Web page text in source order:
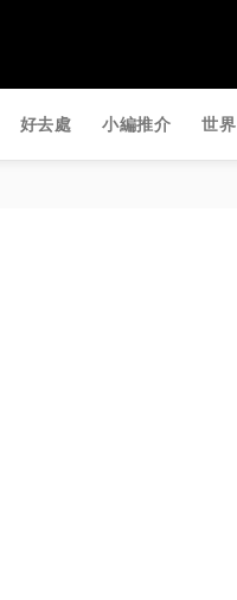
好去處 小編推介 世界